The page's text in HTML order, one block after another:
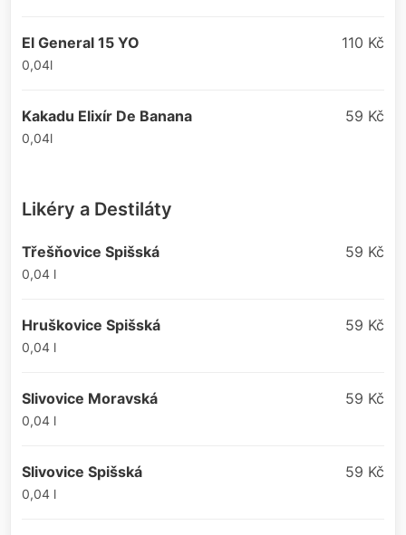
El General 15 YO 110 Kč
0,04l
Kakadu Elixír De Banana 59 Kč
0,04l
Likéry a Destiláty
Třešňovice Spišská 59 Kč
0,04 l
Hruškovice Spišská 59 Kč
0,04 l
Slivovice Moravská 59 Kč
0,04 l
Slivovice Spišská 59 Kč
0,04 l